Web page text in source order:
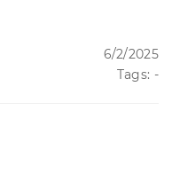
6/2/2025
Tags: -